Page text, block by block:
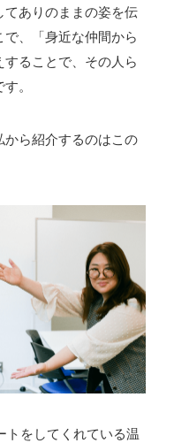
会社 #ゲーム開発 #
ソシャゲ
採用 #事業内容 #事業
#受託
#就活ちゃんねる #年
#新卒採用 #歓迎会
#社長インタビュー #
#自社プロジェクト・
ビル 3F
てありのままの姿を伝
、「身近な仲間から
ることで、その人ら
。
から紹介するのはこの
トをしてくれている温